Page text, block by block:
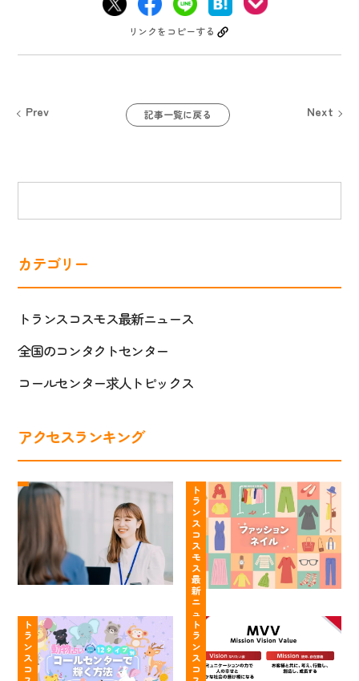
リンクをコピーする
Prev 記事一覧に戻る Next
カテゴリー
トランスコスモス最新ニュース
全国のコンタクトセンター
コールセンター求人トピックス
アクセスランキング
ラ
コ
ス
モ
ス
ン
タ
ク
ト
ト
ラ
ン
ス
コ
ス
モ
ス
最
新
ニ
ュ
ー
ス
ー
ル
セ
ン
タ
ー
は
服
装・
髪
色・
ネ
イ
ト
ラ
ン
ス
コ
物
占
い
12
ト
ラ
ン
ス
コ
や
る
こ
と
が